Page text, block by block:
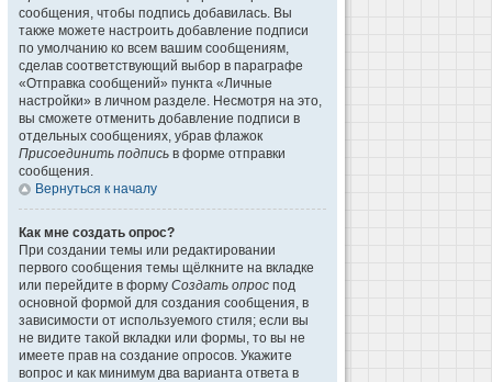
сообщения, чтобы подпись добавилась. Вы
также можете настроить добавление подписи
по умолчанию ко всем вашим сообщениям,
сделав соответствующий выбор в параграфе
«Отправка сообщений» пункта «Личные
настройки» в личном разделе. Несмотря на это,
вы сможете отменить добавление подписи в
отдельных сообщениях, убрав флажок
Присоединить подпись в форме отправки
сообщения.
Вернуться к началу
Как мне создать опрос?
При создании темы или редактировании
первого сообщения темы щёлкните на вкладке
или перейдите в форму Создать опрос под
основной формой для создания сообщения, в
зависимости от используемого стиля; если вы
не видите такой вкладки или формы, то вы не
имеете прав на создание опросов. Укажите
вопрос и как минимум два варианта ответа в